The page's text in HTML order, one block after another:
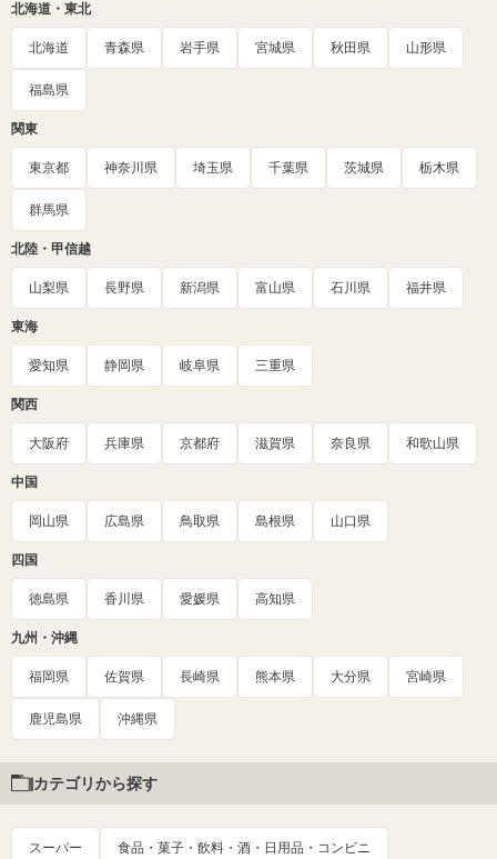
北海道・東北
北海道 青森県 岩手県 宮城県 秋田県 山形県
福島県
関東
東京都 神奈川県 埼玉県 千葉県 茨城県 栃木県
群馬県
北陸・甲信越
山梨県 長野県 新潟県 富山県 石川県 福井県
東海
愛知県 静岡県 岐阜県 三重県
関西
大阪府 兵庫県 京都府 滋賀県 奈良県 和歌山県
中国
岡山県 広島県 鳥取県 島根県 山口県
四国
徳島県 香川県 愛媛県 高知県
九州・沖縄
福岡県 佐賀県 長崎県 熊本県 大分県 宮崎県
鹿児島県 沖縄県
カテゴリから探す
スーパー 食品・菓子・飲料・酒・日用品・コンビニ